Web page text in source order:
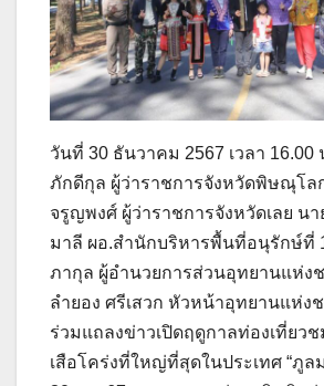
วันที่ 30 ธันวาคม 2567 เวลา 16.00
ภักดีกุล ผู้ว่าราชการจังหวัดพิษณุโล
จรูญพงศ์ ผู้ว่าราชการจังหวัดเลย น
มาลี ผอ.สำนักบริหารพื้นที่อนุรักษ์ที่
ภากุล ผู้อำนวยการส่วนอุทยานแห่ง
ลำยอง ศรีเสวก หัวหน้าอุทยานแห่ง
ร่วมแถลงข่าวเปิดฤดูกาลท่องเที่ยว
เสือโคร่งที่ใหญ่ที่สุดในประเทศ “ภูล